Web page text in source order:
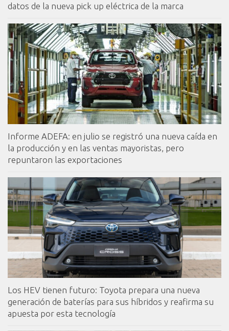
datos de la nueva pick up eléctrica de la marca
Informe ADEFA: en julio se registró una nueva caída en
la producción y en las ventas mayoristas, pero
repuntaron las exportaciones
Los HEV tienen futuro: Toyota prepara una nueva
generación de baterías para sus híbridos y reafirma su
apuesta por esta tecnología